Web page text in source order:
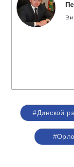
#Динской